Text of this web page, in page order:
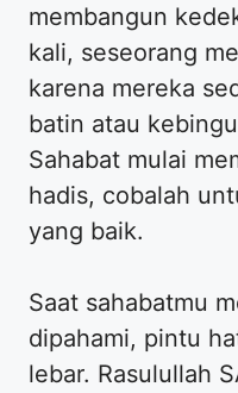
membangun
kali, seseorang
karena mereka
batin atau
Sahabat mulai
hadis, cobalah
yang baik.
​Saat sahabatmu
dipahami, pintu
lebar. Rasulullah